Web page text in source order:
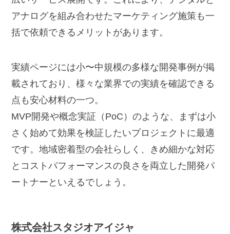
アナログを組み合わせたマーケティング施策も一
括で依頼できるメリットがあります。
実績ページには小〜中規模の多様な開発事例が掲
載されており、様々な業界での実績を確認できる
点も安心材料の一つ。
MVP開発や概念実証（PoC）のような、まずは小
さく始めて効果を検証したいプロジェクトに最適
です。地域密着型の会社らしく、きめ細かな対応
とコストパフォーマンスの良さを両立した開発パ
ートナーといえるでしょう。
株式会社スタジオアイジャ